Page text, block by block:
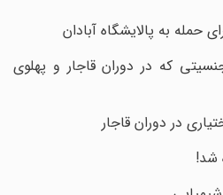
به پالایشگاه آبادان
که در دوران قاجار و پهلوی
در دوران قاجار